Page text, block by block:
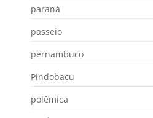
paraná
passeio
pernambuco
Pindobacu
polêmica